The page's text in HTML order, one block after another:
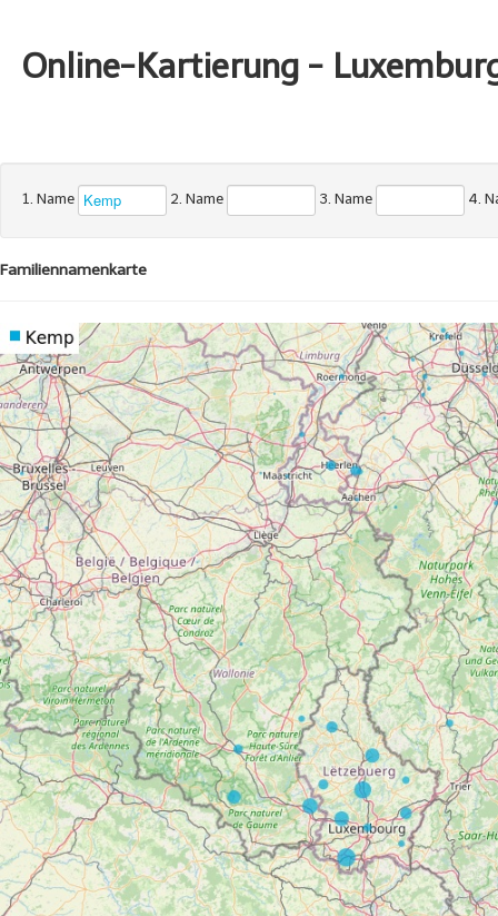
Online-Kartierung -
1. Name 2. Name 3. Name 4.
Familiennamenkarte